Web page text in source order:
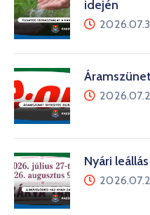
idején
Áramszünet
Nyári